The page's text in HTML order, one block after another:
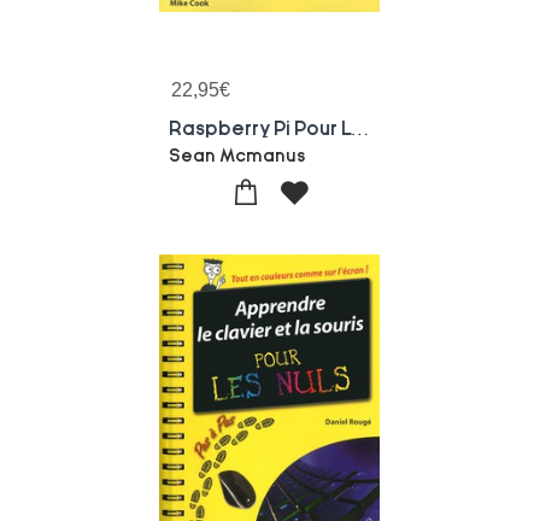
22,95€
Raspberry Pi Pour Les Nuls
Sean Mcmanus